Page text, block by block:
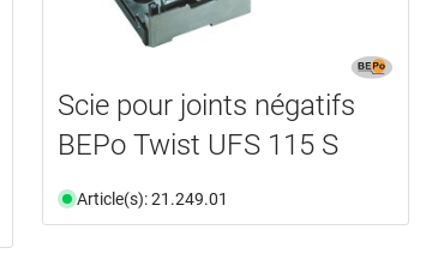
Scie pour joints négatifs
BEPo Twist UFS 115 S
Article(s): 21.249.01